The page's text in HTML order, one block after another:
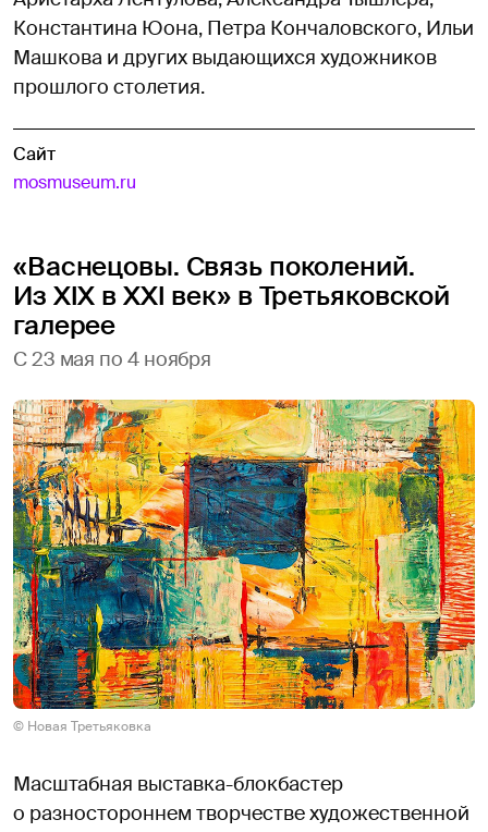
Константина Юона, Петра Кончаловского, Ильи
Машкова и других выдающихся художников
прошлого столетия.
Сайт
mosmuseum.ru
«Васнецовы. Связь поколений.
Из XIX в XXI век» в Третьяковской
галерее
С 23 мая по 4 ноября
© Новая Третьяковка
Масштабная выставка-блокбастер
о разностороннем творчестве художественной